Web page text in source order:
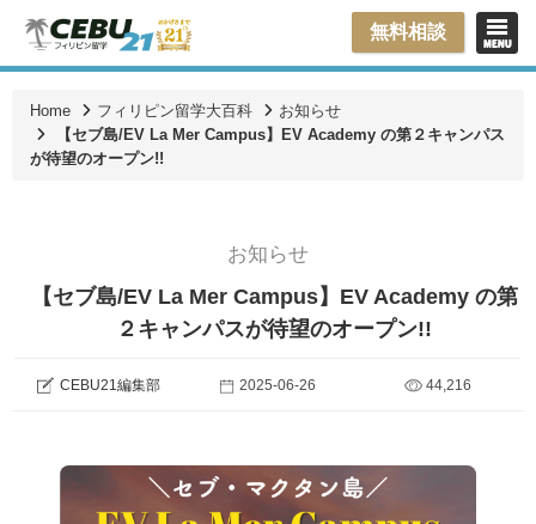
無料相談
Home フィリピン留学大百科
お知らせ
【セブ島/EV La Mer Campus】EV Academy の第２キャンパス
が待望のオープン!!
お知らせ
【セブ島/EV La Mer Campus】EV Academy の第
２キャンパスが待望のオープン!!
CEBU21編集部 2025-06-26 44,216